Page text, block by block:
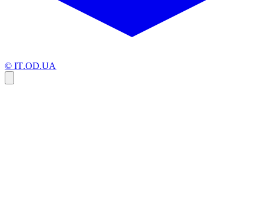
© IT.OD.UA